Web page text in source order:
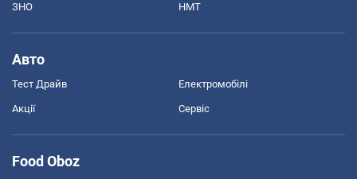
ЗНО НМТ
Авто
Тест Драйв Електромобілі
Акції Сервіс
Food Oboz